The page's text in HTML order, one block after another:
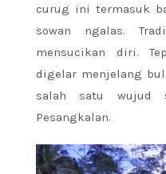
curug ini termasuk
sowan ngalas.
mensucikan diri.
digelar menjelang
salah satu wujud
Pesangkalan.